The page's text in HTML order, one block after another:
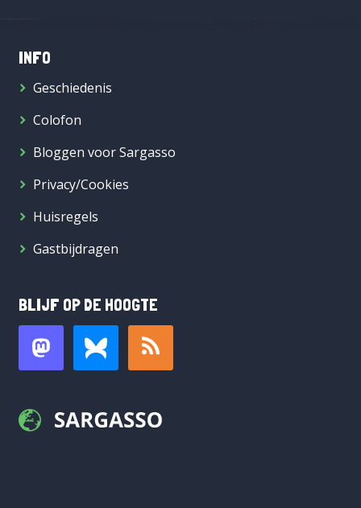
INFO
Geschiedenis
Colofon
Bloggen voor Sargasso
Privacy/Cookies
Huisregels
Gastbijdragen
BLIJF OP DE HOOGTE